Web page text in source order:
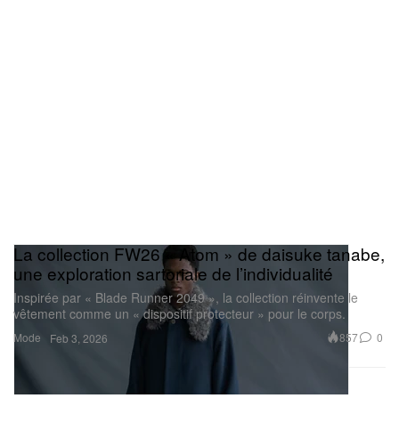
Mode
La collection FW26 « Atom » de daisuke tanabe,
une exploration sartoriale de l’individualité
Inspirée par « Blade Runner 2049 », la collection réinvente le
vêtement comme un « dispositif protecteur » pour le corps.
Feb 3, 2026 857 0